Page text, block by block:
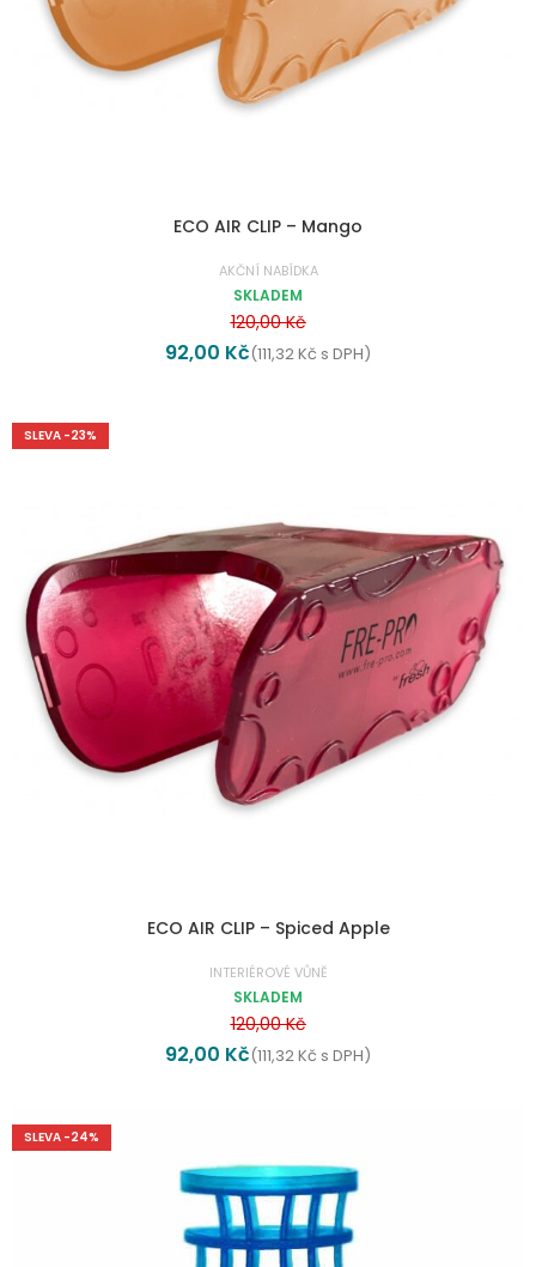
ECO AIR CLIP – Mango
AKČNÍ NABÍDKA
SKLADEM
120,00Kč
92,00 Kč(111,32Kč s DPH)
SLEVA -23%
ECO AIR CLIP – Spiced Apple
INTERIÉROVÉ VŮNĚ
SKLADEM
120,00Kč
92,00 Kč(111,32Kč s DPH)
SLEVA -24%